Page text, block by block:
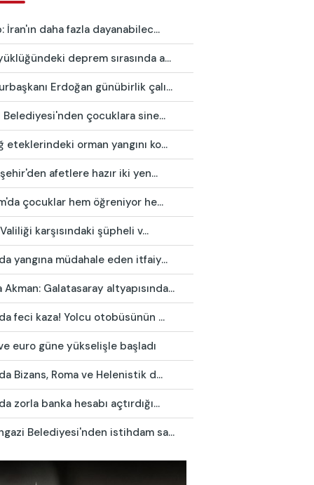
İran'ın daha fazla dayanabilec...
deprem sırasında a...
Erdoğan günübirlik çalı...
Belediyesi'nden çocuklara sine...
eteklerindeki orman yangını ko...
afetlere hazır iki yen...
çocuklar hem öğreniyor he...
karşısındaki şüpheli v...
yangına müdahale eden itfaiy...
Akman: Galatasaray altyapısında...
feci kaza! Yolcu otobüsünün ...
euro güne yükselişle başladı
Bizans, Roma ve Helenistik d...
zorla banka hesabı açtırdığı...
Belediyesi'nden istihdam sa...